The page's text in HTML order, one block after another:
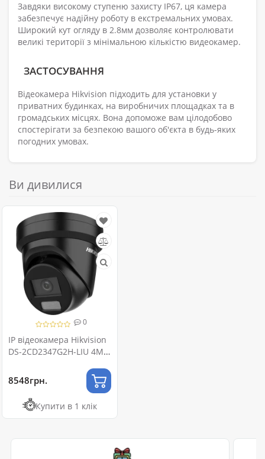
Завдяки високому ступеню захисту IP67, ця камера
забезпечує надійну роботу в екстремальних умовах.
Широкий кут огляду в 2.8мм дозволяє контролювати
великі території з мінімальною кількістю видеокамер.
ЗАСТОСУВАННЯ
Відеокамера Hikvision підходить для установки у
приватних будинках, на виробничих площадках та в
громадських місцях. Вона допоможе вам цілодобово
спостерігати за безпекою вашого об'єкта в будь-яких
погодних умовах.
Ви дивилися
0
IP відеокамера Hikvision
DS-2CD2347G2H-LIU 4МП
8548грн.
Купити в 1 клік